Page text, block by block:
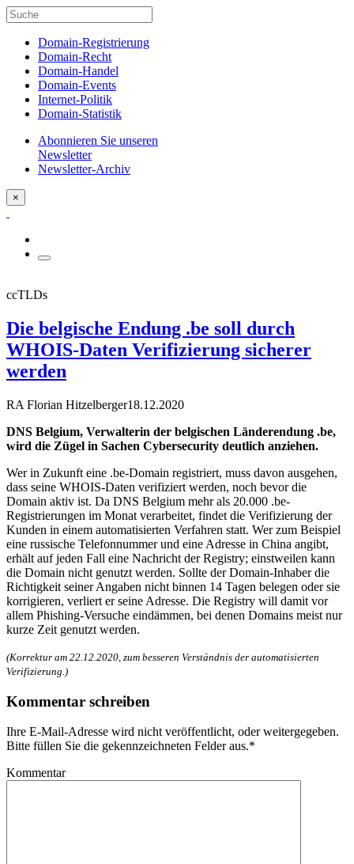
Domain-Registrierung
Domain-Recht
Domain-Handel
Domain-Events
Internet-Politik
Domain-Statistik
Abonnieren Sie unseren
Newsletter
Newsletter-Archiv
×
ccTLDs
Die belgische Endung .be soll durch
WHOIS-Daten Verifizierung sicherer
werden
RA Florian Hitzelberger18.12.2020
DNS Belgium, Verwalterin der belgischen Länderendung .be,
wird die Zügel in Sachen Cybersecurity deutlich anziehen.
Wer in Zukunft eine .be-Domain registriert, muss davon ausgehen,
dass seine WHOIS-Daten verifiziert werden, noch bevor die
Domain aktiv ist. Da DNS Belgium mehr als 20.000 .be-
Registrierungen im Monat verarbeitet, findet die Verifizierung der
Kunden in einem automatisierten Verfahren statt. Wer zum Beispiel
eine russische Telefonnummer und eine Adresse in China angibt,
erhält auf jeden Fall eine Nachricht der Registry; einstweilen kann
die Domain nicht genutzt werden. Sollte der Domain-Inhaber die
Richtigkeit seiner Angaben nicht binnen 14 Tagen belegen oder sie
korrigieren, verliert er seine Adresse. Die Registry will damit vor
allem Phishing-Versuche eindämmen, bei denen Domains meist nur
kurze Zeit genutzt werden.
(Korrektur am 22.12.2020, zum besseren Verständnis der automatisierten
Verifizierung.)
Kommentar schreiben
Ihre E-Mail-Adresse wird nicht veröffentlicht, oder weitergegeben.
Bitte füllen Sie die gekennzeichneten Felder aus.*
Kommentar